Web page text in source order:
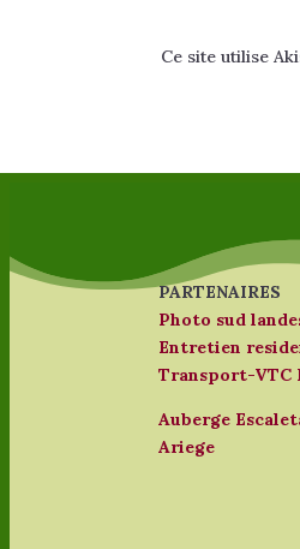
Ce site utilise
PARTENAIRES
Photo sud
Entretien
Transport-VTC
Auberge
Ariege